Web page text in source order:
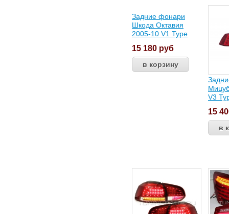
Задние фонари
Шкода Октавия
2005-10 V1 Type
15 180 руб
V3
15